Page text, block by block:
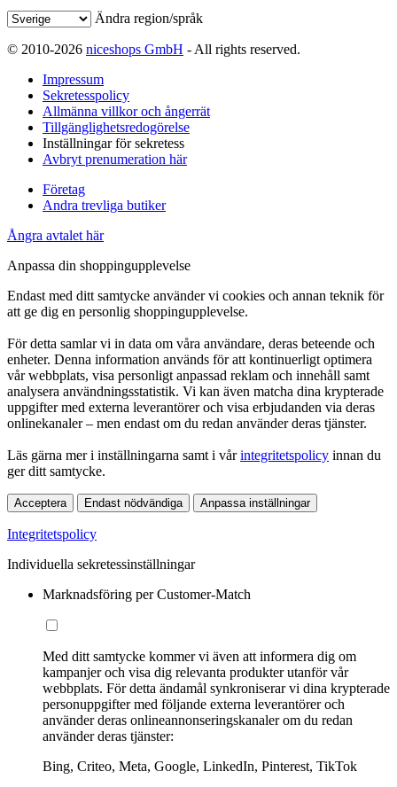
Ändra region/språk
© 2010-2026 niceshops GmbH - All rights reserved.
Impressum
Sekretesspolicy
Allmänna villkor och ångerrät
Tillgänglighetsredogörelse
Inställningar för sekretess
Avbryt prenumeration här
Företag
Andra trevliga butiker
Ångra avtalet här
Anpassa din shoppingupplevelse
Endast med ditt samtycke använder vi cookies och annan teknik för
att ge dig en personlig shoppingupplevelse.
För detta samlar vi in data om våra användare, deras beteende och
enheter. Denna information används för att kontinuerligt optimera
vår webbplats, visa personligt anpassad reklam och innehåll samt
analysera användningsstatistik. Vi kan även matcha dina krypterade
uppgifter med externa leverantörer och visa erbjudanden via deras
onlinekanaler – men endast om du redan använder deras tjänster.
Läs gärna mer i inställningarna samt i vårintegritetspolicy innan du
ger ditt samtycke.
Acceptera Endast nödvändiga Anpassa inställningar
Integritetspolicy
Individuella sekretessinställningar
Marknadsföring per Customer-Match
Med ditt samtycke kommer vi även att informera dig om
kampanjer och visa dig relevanta produkter utanför vår
webbplats. För detta ändamål synkroniserar vi dina krypterade
personuppgifter med följande externa leverantörer och
använder deras onlineannonseringskanaler om du redan
använder deras tjänster:
Bing, Criteo, Meta, Google, LinkedIn, Pinterest, TikTok